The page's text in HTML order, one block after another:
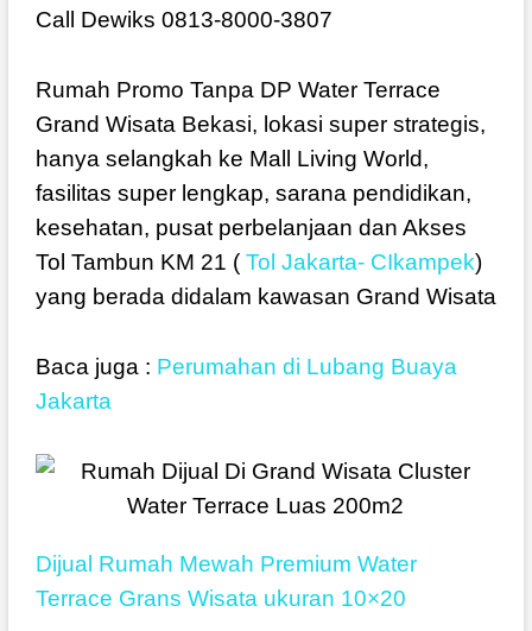
Call Dewiks 0813-8000-3807
Rumah Promo Tanpa DP Water Terrace
Grand Wisata Bekasi, lokasi super strategis,
hanya selangkah ke Mall Living World,
fasilitas super lengkap, sarana pendidikan,
kesehatan, pusat perbelanjaan dan Akses
Tol Tambun KM 21 (Tol Jakarta- CIkampek)
yang berada didalam kawasan Grand Wisata
Baca juga : Perumahan di Lubang Buaya
Jakarta
Dijual Rumah Mewah Premium Water
Terrace Grans Wisata ukuran 10×20